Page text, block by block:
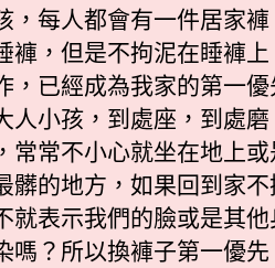
，每人都會有一件居家
褲，但是不拘泥在睡褲
，已經成為我家的第一
人小孩，到處座，到處
常常不小心就坐在地上
髒的地方，如果回到家
就表示我們的臉或是其
嗎？所以換褲子第一優先